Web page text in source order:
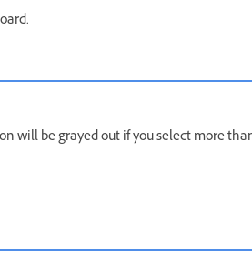
will be grayed out if you select more